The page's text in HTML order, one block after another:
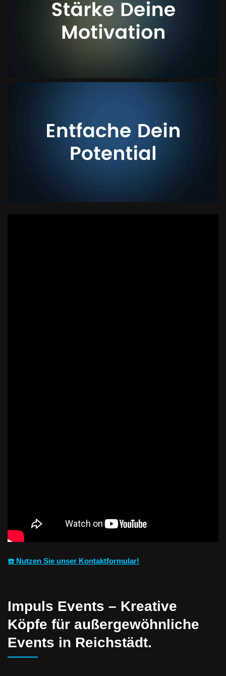
☎️ Nutzen Sie unser Kontaktformular!
Impuls Events – Kreative
Köpfe für außergewöhnliche
Events in Reichstädt.